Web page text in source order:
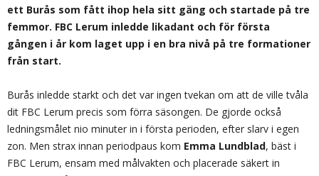
ett Burås som fått ihop hela sitt gäng och startade på tre
femmor. FBC Lerum inledde likadant och för första
gången i år kom laget upp i en bra nivå på tre formationer
från start.
Burås inledde starkt och det var ingen tvekan om att de ville tvåla
dit FBC Lerum precis som förra säsongen. De gjorde också
ledningsmålet nio minuter in i första perioden, efter slarv i egen
zon. Men strax innan periodpaus kom Emma Lundblad, bäst i
FBC Lerum, ensam med målvakten och placerade säkert in